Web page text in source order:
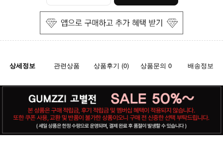
상세정보 관련상품 상품후기 (0) 상품문의 0 배송정보